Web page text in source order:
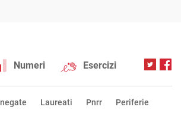
Numeri Esercizi
Laureati Pnrr Periferie